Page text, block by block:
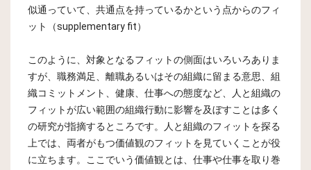
似通っていて、共通点を持っているかという点からのフィ
ット（supplementary fit）
このように、対象となるフィットの側面はいろいろありま
すが、職務満足、離職あるいはその組織に留まる意思、組
織コミットメント、健康、仕事への態度など、人と組織の
フィットが広い範囲の組織行動に影響を及ぼすことは多く
の研究が指摘するところです。人と組織のフィットを探る
上では、両者がもつ価値観のフィットを見ていくことが役
に立ちます。ここでいう価値観とは、仕事や仕事を取り巻